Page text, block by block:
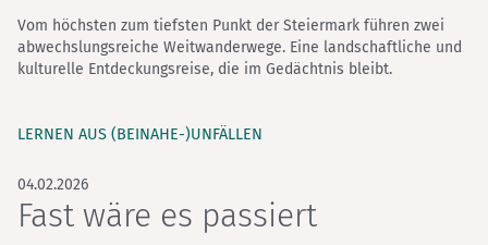
Vom höchsten zum tiefsten Punkt der Steiermark führen zwei
abwechslungsreiche Weitwanderwege. Eine landschaftliche und
kulturelle Entdeckungsreise, die im Gedächtnis bleibt.
LERNEN AUS (BEINAHE-)UNFÄLLEN
04.02.2026
Fast wäre es passiert